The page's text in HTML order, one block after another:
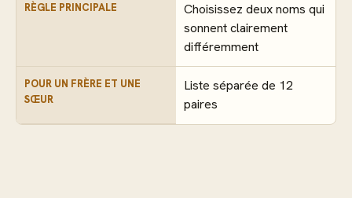
RÈGLE PRINCIPALE
Choisissez deux noms qui
sonnent clairement
différemment
POUR UN FRÈRE ET UNE
SŒUR
Liste séparée de 12
paires